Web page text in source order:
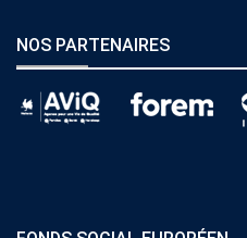
NOS PARTENAIRES